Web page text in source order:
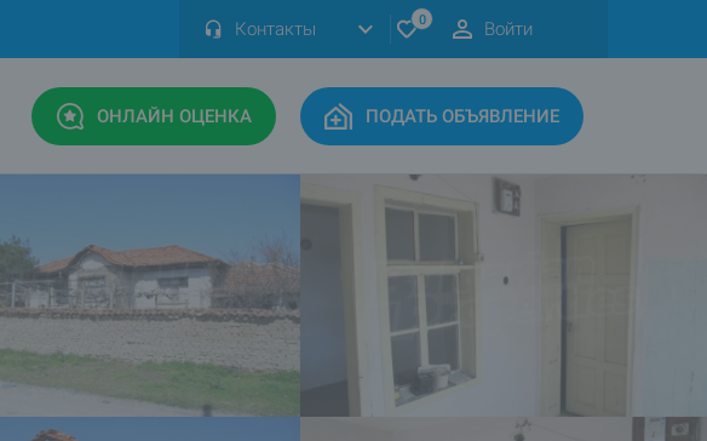
Контакты 0 Войти
ОНЛАЙН ОЦЕНКА ПОДАТЬ ОБЪЯВЛЕНИЕ